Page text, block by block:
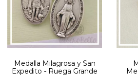
Medalla Milagrosa y San
Expedito - Ruega Grande